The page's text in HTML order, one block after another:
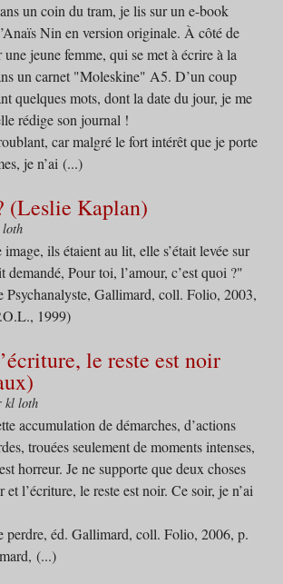
un coin du tram, je lis sur un e-book
Nin en version originale. À côté de
une jeune femme, qui se met à écrire à la
un carnet "Moleskine" A5. D’un coup
quelques mots, dont la date du jour, je me
rédige son journal !
car malgré le fort intérêt que je porte
je n’ai (...)
(Leslie Kaplan)
ils étaient au lit, elle s’était levée sur
demandé, Pour toi, l’amour, c’est quoi ?"
Gallimard, coll. Folio, 2003,
1999)
le reste est noir
kl loth
accumulation de démarches, d’actions
trouées seulement de moments intenses,
horreur. Je ne supporte que deux choses
et l’écriture, le reste est noir. Ce soir, je n’ai
perdre, éd. Gallimard, coll. Folio, 2006, p.
(...)